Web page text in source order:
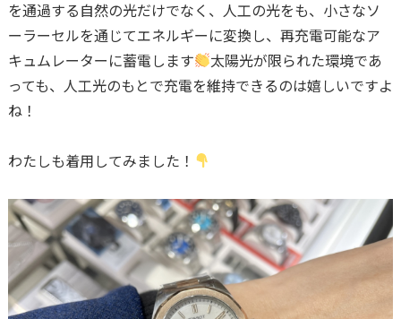
を通過する自然の光だけでなく、人工の光をも、小さなソ
ーラーセルを通じてエネルギーに変換し、再充電可能なア
キュムレーターに蓄電します
太陽光が限られた環境であ
っても、人工光のもとで充電を維持できるのは嬉しいですよ
ね！
わたしも着用してみました！